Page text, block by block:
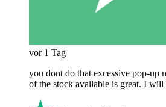
vor 1 Tag
you dont do that excessive pop-up
of the stock available is great. I will